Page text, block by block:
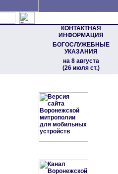
КОНТАКТНАЯ
ИНФОРМАЦИЯ
БОГОСЛУЖЕБНЫЕ
УКАЗАНИЯ
на 8 августа
(26 июля ст.)